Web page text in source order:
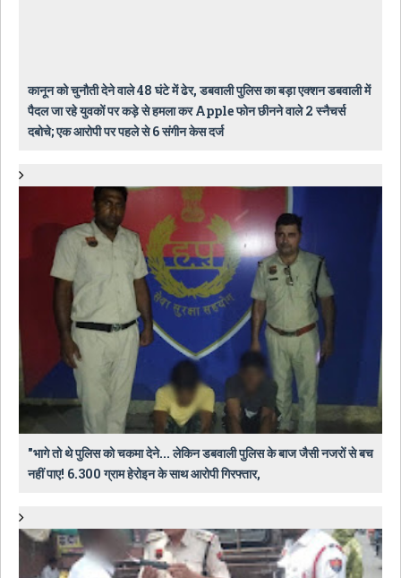
कानून को चुनौती देने वाले 48 घंटे में ढेर, डबवाली पुलिस का बड़ा एक्शन डबवाली में
पैदल जा रहे युवकों पर कड़े से हमला कर Apple फोन छीनने वाले 2 स्नैचर्स
दबोचे; एक आरोपी पर पहले से 6 संगीन केस दर्ज
"भागे तो थे पुलिस को चकमा देने... लेकिन डबवाली पुलिस के बाज जैसी नजरों से बच
नहीं पाए! 6.300 ग्राम हेरोइन के साथ आरोपी गिरफ्तार,